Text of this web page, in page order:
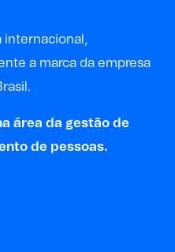
internacional,
a marca da empresa
área da gestão de
de pessoas.